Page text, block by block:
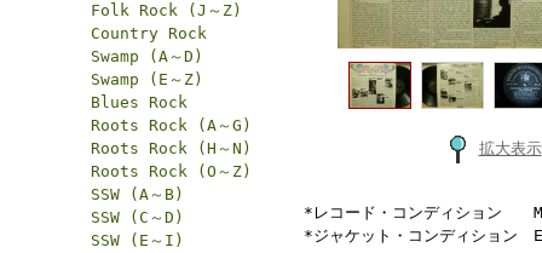
Folk Rock (J～Z)
Country Rock
Swamp (A～D)
Swamp (E～Z)
Blues Rock
Roots Rock (A～G)
Roots Rock (H～N)
Roots Rock (O～Z)
SSW (A～B)
SSW (C～D)
SSW (E～I)
拡大表示
*レコード・コンディション
*ジャケット・コンディション